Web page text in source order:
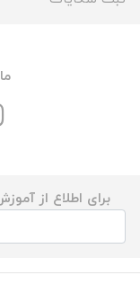
برای اطلاع از